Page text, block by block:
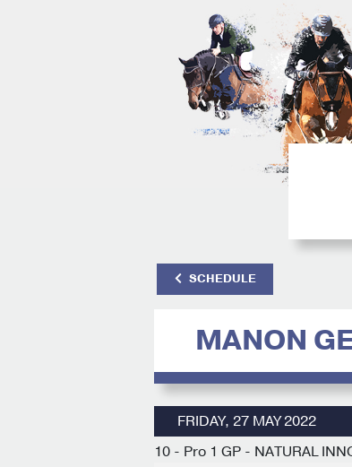
SCHEDULE
MANON
FRIDAY, 27 MAY 2022
10 - Pro 1 GP - NATURAL